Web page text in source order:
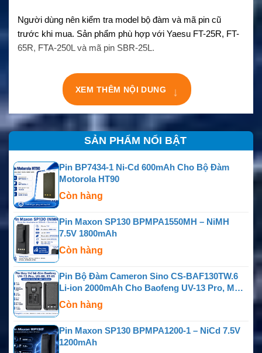
Người dùng nên kiểm tra model bộ đàm và mã pin cũ
trước khi mua. Sản phẩm phù hợp với Yaesu FT-25R, FT-
65R, FTA-250L và mã pin SBR-25L.
XEM THÊM NỘI DUNG ↓
SẢN PHẨM NỔI BẬT
Pin BP7434-1 Ni-Cd 600mAh Cho Bộ Đàm
Motorola HT90
Còn hàng
Pin Maxon SP130 BPMPA1550MH – NiMH
7.5V 1800mAh
Còn hàng
Pin Bộ Đàm Cameron Sino CS-BAF130TW.6
Li-ion 2000mAh Cho Baofeng UV-13 Pro, MU-5
MURS, UV-88, RT-85, GM-15 Pro, TP-8 Plus Và
P15UV
Còn hàng
Pin Maxon SP130 BPMPA1200-1 – NiCd 7.5V
1200mAh